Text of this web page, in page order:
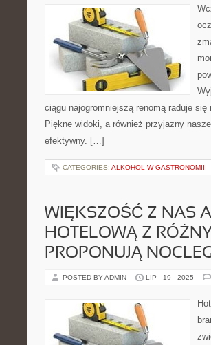
ciągu najogromniejszą renomą raduje
Piękne widoki, a również przyjazny
efektywny. […]
CATEGORIES: ALKOHOL W GASTRONOMII
WIĘKSZOŚĆ Z NAS
HOTELOWĄ Z
PROPONUJĄ
POSTED BY ADMIN LIP - 19 - 2025